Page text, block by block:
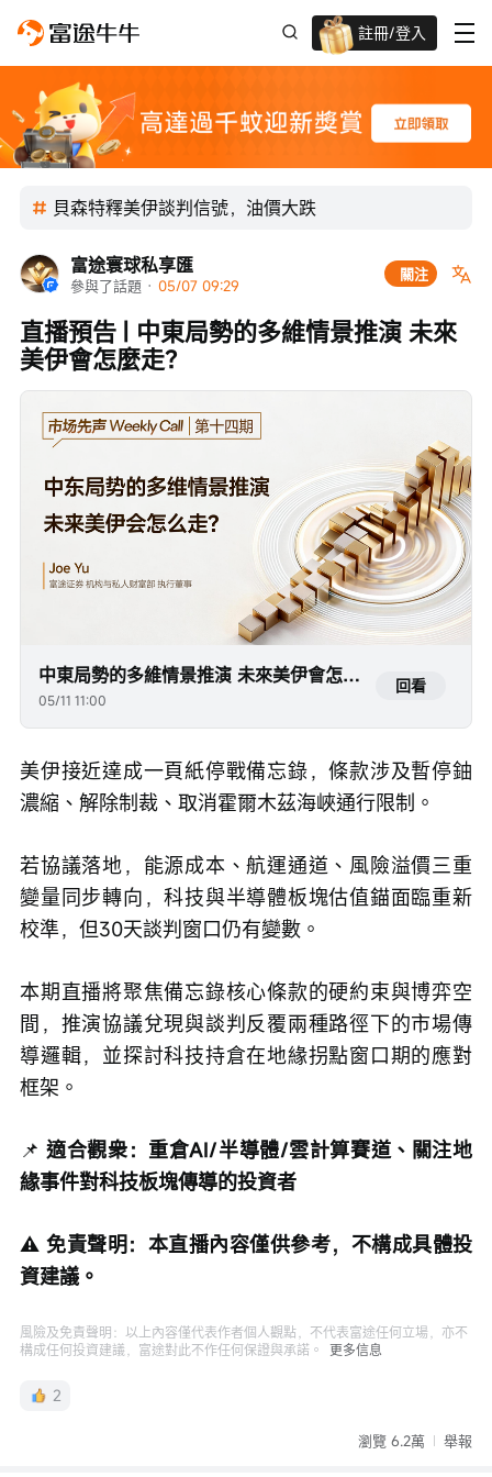
註冊/登入
迎新驚喜賞 股票/BTC等任你揀!
貝森特釋美伊談判信號，油價大跌
富途寰球私享匯
參與了話題 · 05/07 09:29
關注
直播預告 | 中東局勢的多維情景推演 未來
美伊會怎麼走？
中東局勢的多維情景推演 未來美伊會怎麼走？
05/11 11:00
回看
美伊接近達成一頁紙停戰備忘錄，條款涉及暫停鈾
濃縮、解除制裁、取消霍爾木茲海峽通行限制。
若協議落地，能源成本、航運通道、風險溢價三重
變量同步轉向，科技與半導體板塊估值錨面臨重新
校準，但30天談判窗口仍有變數。
本期直播將聚焦備忘錄核心條款的硬約束與博弈空
間，推演協議兌現與談判反覆兩種路徑下的市場傳
導邏輯，並探討科技持倉在地緣拐點窗口期的應對
框架。
📌 適合觀衆：重倉AI/半導體/雲計算賽道、關注地
緣事件對科技板塊傳導的投資者
⚠️ 免責聲明：本直播內容僅供參考，不構成具體投
資建議。
風險及免責聲明：以上內容僅代表作者個人觀點，不代表富途任何立場，亦不
構成任何投資建議，富途對此不作任何保證與承諾。
更多信息
2
瀏覽 6.2萬 舉報